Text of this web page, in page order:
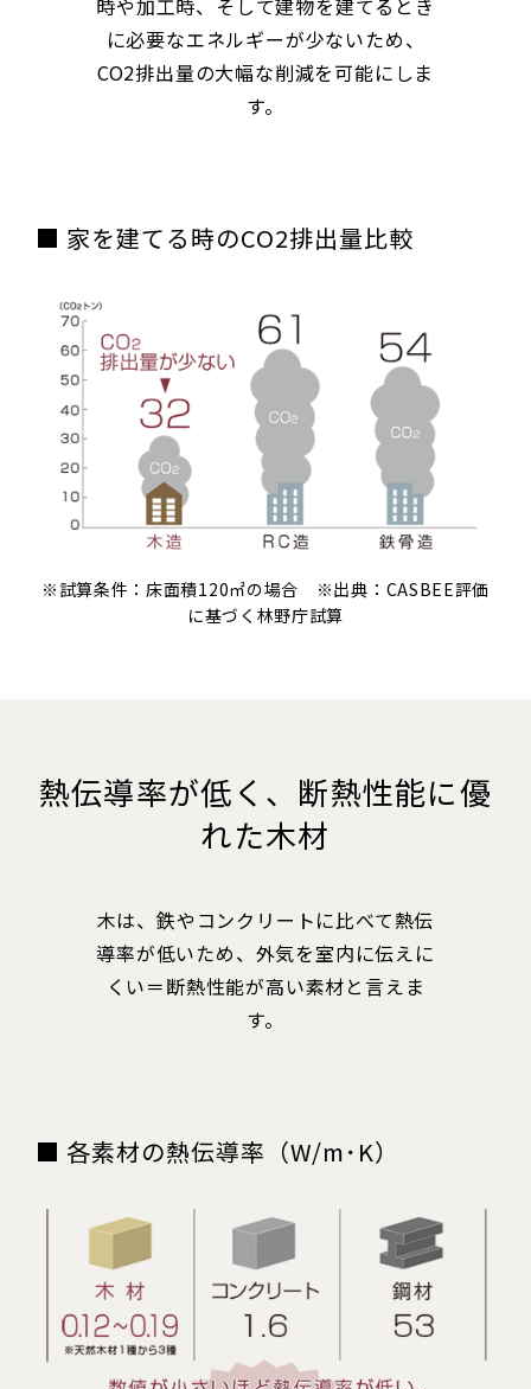
時や加工時、そして建物を建てるとき
に必要なエネルギーが少ないため、
CO2排出量の大幅な削減を可能にしま
す。
■ 家を建てる時のCO2排出量比較
※試算条件：床面積120㎡の場合 ※出典：CASBEE評価
に基づく林野庁試算
熱伝導率が低く、断熱性能に優
れた木材
木は、鉄やコンクリートに比べて熱伝
導率が低いため、外気を室内に伝えに
くい＝断熱性能が高い素材と言えま
す。
■ 各素材の熱伝導率（W/m･K）